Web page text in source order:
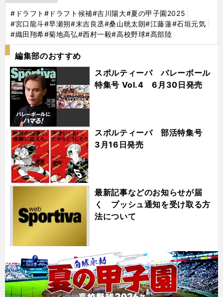
#ドラフト #ドラフト候補#吉川陽大#夏の甲子園2025
#宮口龍斗#早瀬朔#末吉良丞#桑山晄太朗#江藤蓮#石垣元気
#織田翔希#菊地高弘#西村一毅#高校野球#髙部陸
編集部のおすすめ
スポルティーバ バレーボール
特集号 Vol.4 6月30日発売
スポルティーバ 部活特集号
3月16日発売
最新記事などのお知らせが届
く プッシュ通知を受け取る方
法について